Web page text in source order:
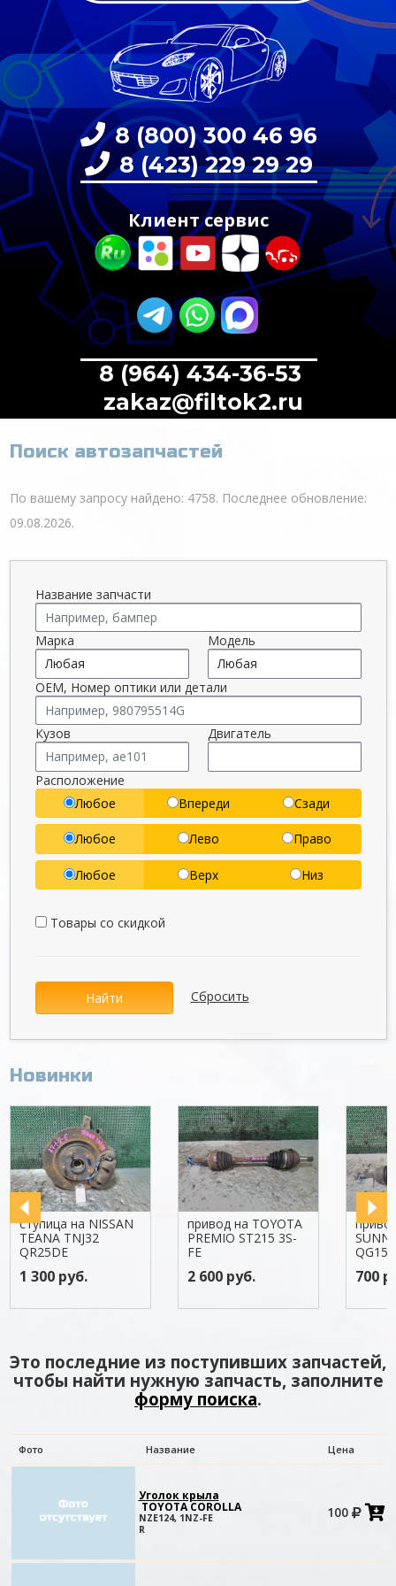
8 (800) 300 46 96
8 (423) 229 29 29
Клиент сервис
8 (964) 434-36-53
zakaz@filtok2.ru
Поиск автозапчастей
По вашему запросу найдено: 4758. Последнее обновление:
09.08.2026.
Название запчасти
Марка Модель
OEM, Номер оптики или детали
Кузов Двигатель
Расположение
Любое
Впереди Сзади
Любое Лево Право
Любое Верх Низ
Товары со скидкой
Найти Сбросить
Новинки
ступица на NISSAN
TEANA TNJ32
QR25DE
1 300 руб.
привод на TOYOTA
PREMIO ST215 3S-
FE
2 600 руб. 700
Это последние из поступивших запчастей,
чтобы найти нужную запчасть, заполните
форму поиска.
Фото Название Цена
Уголок крыла
TOYOTA COROLLA
NZE124, 1NZ-FE
R
100